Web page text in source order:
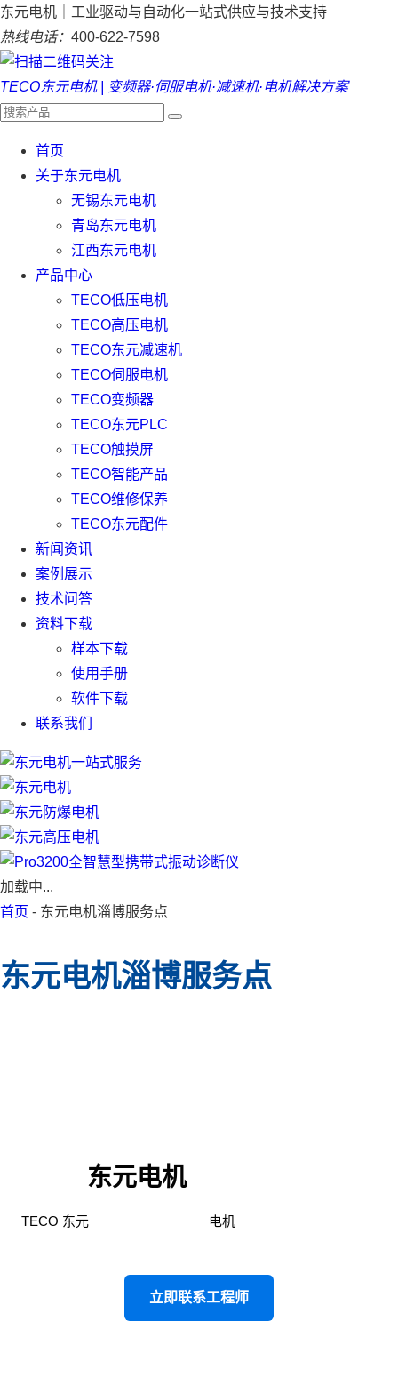
东元电机｜工业驱动与自动化一站式供应与技术支持
热线电话： 400-622-7598
TECO东元电机 | 变频器·伺服电机·减速机·电机解决方案
首页
关于东元电机
无锡东元电机
青岛东元电机
江西东元电机
产品中心
TECO低压电机
TECO高压电机
TECO东元减速机
TECO伺服电机
TECO变频器
TECO东元PLC
TECO触摸屏
TECO智能产品
TECO维修保养
TECO东元配件
新闻资讯
案例展示
技术问答
资料下载
样本下载
使用手册
软件下载
联系我们
加载中...
首页 - 东元电机淄博服务点
东元电机淄博服务点
东元电机淄博服务点
TECO 东元 电机
立即联系工程师